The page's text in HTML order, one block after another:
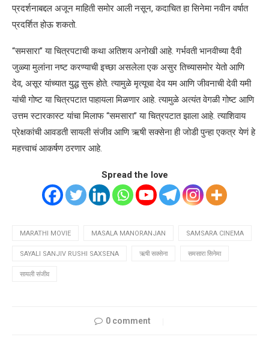
प्रदर्शनाबद्दल अजून माहिती समोर आली नसून, कदाचित हा सिनेमा नवीन वर्षात
प्रदर्शित होऊ शकतो.
“समसारा” या चित्रपटाची कथा अतिशय अनोखी आहे. गर्भवती भानवीच्या दैवी
जुळ्या मुलांना नष्ट करण्याची इच्छा असलेला एक असुर तिच्यासमोर येतो आणि
देव, असूर यांच्यात युद्ध सुरू होते. त्यामुळे मृत्यूचा देव यम आणि जीवनाची देवी यमी
यांची गोष्ट या चित्रपटात पाहायला मिळणार आहे. त्यामुळे अत्यंत वेगळी गोष्ट आणि
उत्तम स्टारकास्ट यांचा मिलाफ “समसारा” या चित्रपटात झाला आहे. त्याशिवाय
प्रेक्षकांची आवडती सायली संजीव आणि ऋषी सक्सेना ही जोडी पुन्हा एकत्र येणं हे
महत्त्वाचं आकर्षण ठरणार आहे.
Spread the love
MARATHI MOVIE MASALA MANORANJAN SAMSARA CINEMA
SAYALI SANJIV RUSHI SAXSENA ऋषी सक्सेना समसारा सिनेमा
सायली संजीव
0 comment